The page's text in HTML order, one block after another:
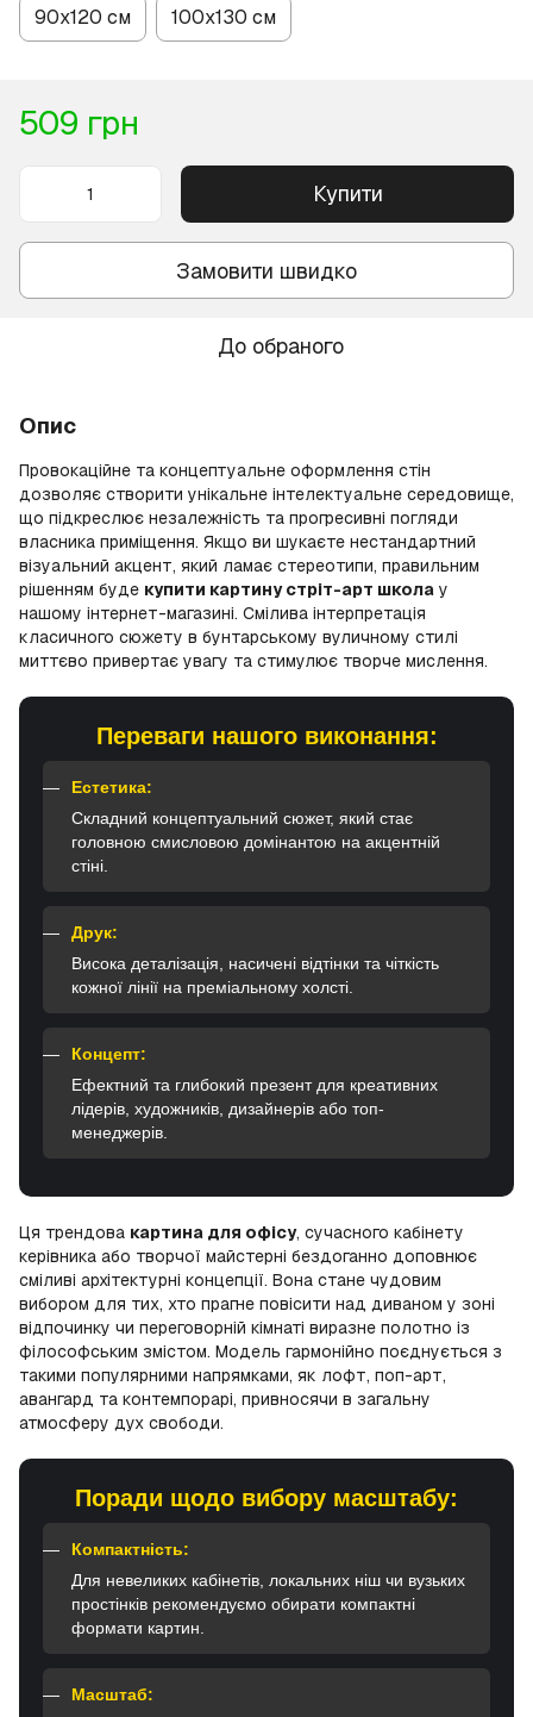
90х120 см 100х130 см
509 грн
Купити
Замовити швидко
До обраного
Опис
Провокаційне та концептуальне оформлення стін
дозволяє створити унікальне інтелектуальне середовище,
що підкреслює незалежність та прогресивні погляди
власника приміщення. Якщо ви шукаєте нестандартний
візуальний акцент, який ламає стереотипи, правильним
рішенням буде купити картину стріт-арт школа у
нашому інтернет-магазині. Смілива інтерпретація
класичного сюжету в бунтарському вуличному стилі
миттєво привертає увагу та стимулює творче мислення.
Переваги нашого виконання:
Естетика:
Складний концептуальний сюжет, який стає
головною смисловою домінантою на акцентній
стіні.
Друк:
Висока деталізація, насичені відтінки та чіткість
кожної лінії на преміальному холсті.
Концепт:
Ефектний та глибокий презент для креативних
лідерів, художників, дизайнерів або топ-
менеджерів.
Ця трендова картина для офісу, сучасного кабінету
керівника або творчої майстерні бездоганно доповнює
сміливі архітектурні концепції. Вона стане чудовим
вибором для тих, хто прагне повісити над диваном у зоні
відпочинку чи переговорній кімнаті виразне полотно із
філософським змістом. Модель гармонійно поєднується з
такими популярними напрямками, як лофт, поп-арт,
авангард та контемпорарі, привносячи в загальну
атмосферу дух свободи.
Поради щодо вибору масштабу:
Компактність:
Для невеликих кабінетів, локальних ніш чи вузьких
простінків рекомендуємо обирати компактні
формати картин.
Масштаб: